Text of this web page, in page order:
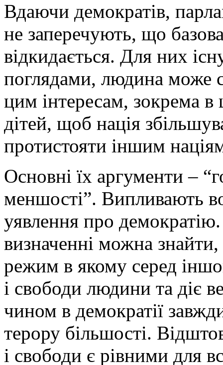
Вдаючи демократів,
не заперечують, що
відкидається. Для них
поглядами, людина може
цим інтересам, зокрема
дітей, щоб нація
протистояти іншим
Основні їх аргументи –
меншості”. Випливають
уявлення про
визначенні можна
режим в якому серед
і свободи людини та діє
чином в демократії
терору більшості.
і свободи є рівними для